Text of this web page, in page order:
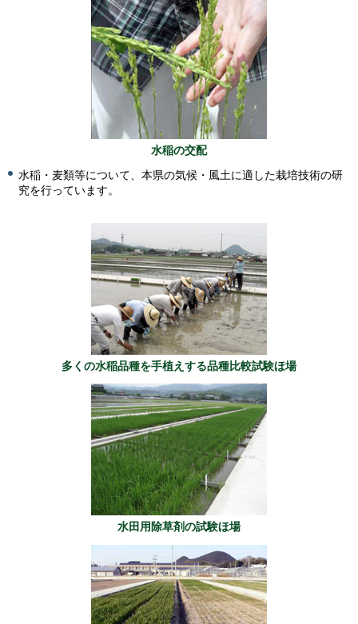
水稲の交配
水稲・麦類等について、本県の気候・風土に適した栽培技術の研
究を行っています。
多くの水稲品種を手植えする品種比較試験ほ場
水田用除草剤の試験ほ場